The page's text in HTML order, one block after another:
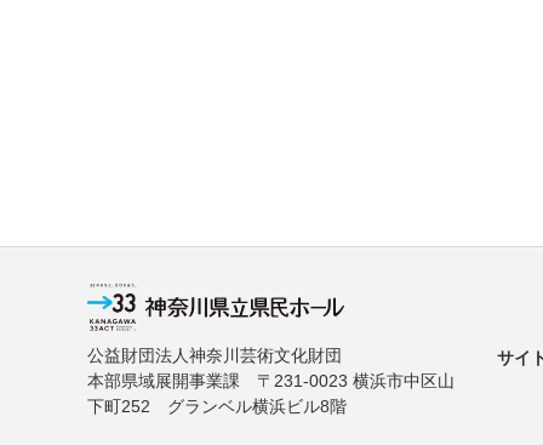
公益財団法人神奈川芸術文化財団
本部県域展開事業課 〒231-0023 横浜市中区山
下町252 グランベル横浜ビル8階
サイ